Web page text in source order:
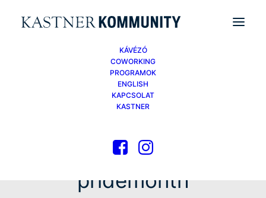
KÁVÉZÓ
COWORKING
PROGRAMOK
ENGLISH
KAPCSOLAT
KASTNER
pridemonth